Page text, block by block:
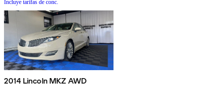
Incluye tarifas de conc.
2014 Lincoln MKZ AWD